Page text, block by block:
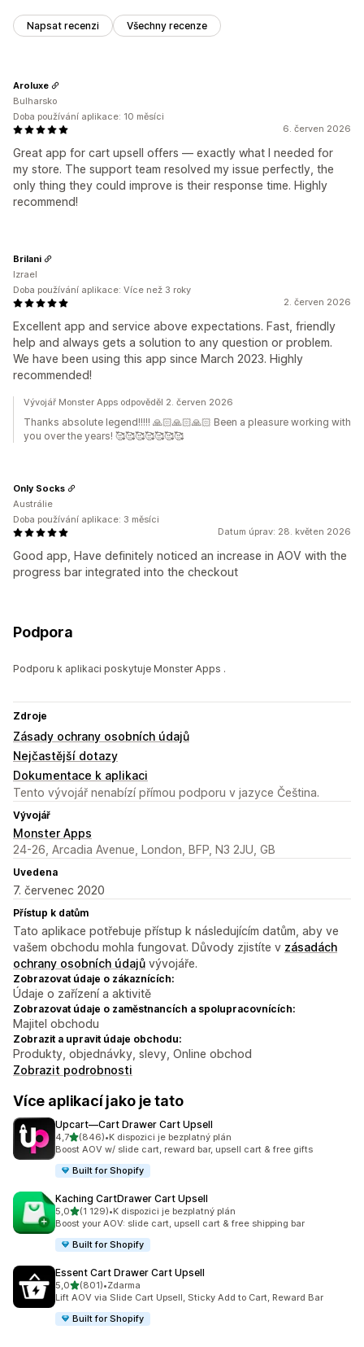
Napsat recenzi Všechny recenze
6. červen 2026
Great app for cart upsell offers — exactly what I needed for
my store. The support team resolved my issue perfectly, the
only thing they could improve is their response time. Highly
recommend!
Aroluxe
Bulharsko
Doba používání aplikace: 10 měsíci
2. červen 2026
Excellent app and service above expectations. Fast, friendly
help and always gets a solution to any question or problem.
We have been using this app since March 2023. Highly
recommended!
Brilani
Izrael
Doba používání aplikace: Více než 3 roky
Vývojář Monster Apps odpověděl 2. červen 2026
Thanks absolute legend!!!!! 🙏🏻🙏🏻🙏🏻 Been a pleasure working with
you over the years! 🥰🥰🥰🥰🥰🥰🥰
Datum úprav: 28. květen 2026
Good app, Have definitely noticed an increase in AOV with the
progress bar integrated into the checkout
Only Socks
Austrálie
Doba používání aplikace: 3 měsíci
Podpora
Podporu k aplikaci poskytuje Monster Apps .
Zdroje
Zásady ochrany osobních údajů
Nejčastější dotazy
Dokumentace k aplikaci
Tento vývojář nenabízí přímou podporu v jazyce Čeština.
Vývojář
Monster Apps
24-26, Arcadia Avenue, London, BFP, N3 2JU, GB
Uvedena
7. červenec 2020
Přístup k datům
Tato aplikace potřebuje přístup k následujícím datům, aby ve
vašem obchodu mohla fungovat. Důvody zjistíte v zásadách
ochrany osobních údajů vývojáře.
Zobrazovat údaje o zákaznících:
Údaje o zařízení a aktivitě
Zobrazovat údaje o zaměstnancích a spolupracovnících:
Majitel obchodu
Zobrazit a upravit údaje obchodu:
Produkty, objednávky, slevy, Online obchod
Zobrazit podrobnosti
Více aplikací jako je tato
Upcart—Cart Drawer Cart Upsell
4,7z 5 hvězd
(846)
Celkový počet recenzí: 846
•K dispozici je bezplatný plán
Boost AOV w/ slide cart, reward bar, upsell cart & free gifts
Built for Shopify
Kaching CartDrawer Cart Upsell
5,0z 5 hvězd
(1 129)
Celkový počet recenzí: 1129
•K dispozici je bezplatný plán
Boost your AOV: slide cart, upsell cart & free shipping bar
Built for Shopify
Essent Cart Drawer Cart Upsell
5,0z 5 hvězd
(801)
Celkový počet recenzí: 801
•Zdarma
Lift AOV via Slide Cart Upsell, Sticky Add to Cart, Reward Bar
Built for Shopify